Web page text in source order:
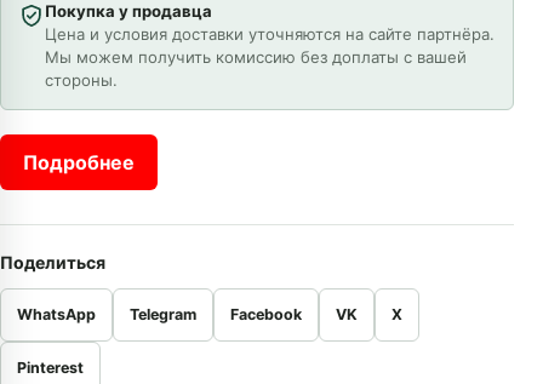
Покупка у продавца
Цена и условия доставки уточняются на сайте партнёра.
Мы можем получить комиссию без доплаты с вашей
стороны.
Подробнее
Поделиться
WhatsApp Telegram Facebook VK X
Pinterest